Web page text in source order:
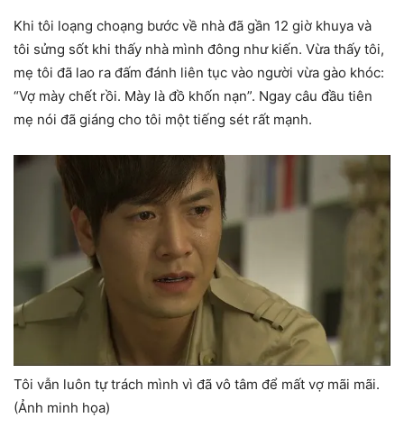
Khi tôi loạng choạng bước về nhà đã gần 12 giờ khuya và
tôi sửng sốt khi thấy nhà mình đông như kiến. Vừa thấy tôi,
mẹ tôi đã lao ra đấm đánh liên tục vào người vừa gào khóc:
“Vợ mày chết rồi. Mày là đồ khốn nạn”. Ngay câu đầu tiên
mẹ nói đã giáng cho tôi một tiếng sét rất mạnh.
Tôi vẫn luôn tự trách mình vì đã vô tâm để mất vợ mãi mãi.
(Ảnh minh họa)